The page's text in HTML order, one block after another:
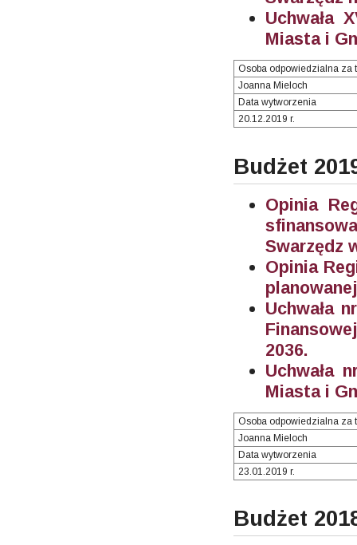
Uchwała
Miasta i
Osoba odpowiedzialna za
Joanna Mieloch
Data wytworzenia
20.12.2019 r.
Budżet
Opinia
Swarzędz
Opinia
Uchwała
2036.
Uchwała
Miasta i
Osoba odpowiedzialna za
Joanna Mieloch
Data wytworzenia
23.01.2019 r.
Budżet